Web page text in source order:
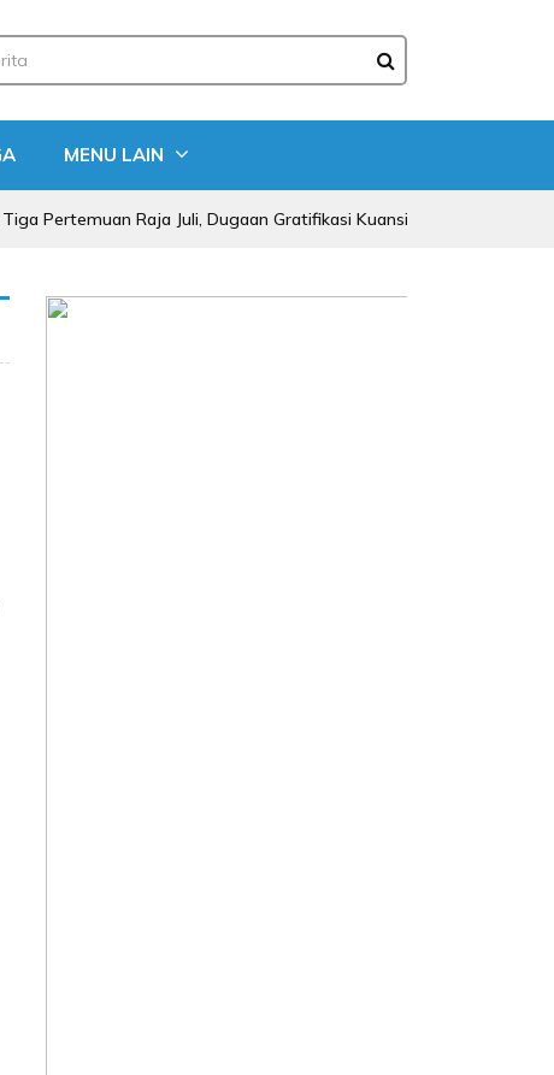
MENU LAIN
Raja Juli, Dugaan Gratifikasi Kuansing Menguat